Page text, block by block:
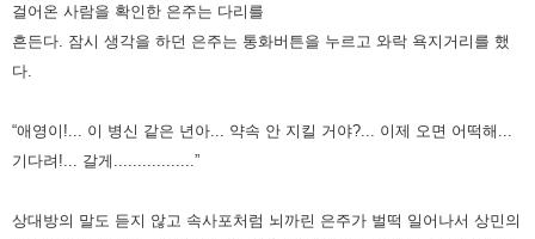
걸어온 사람을 확인한 은주는 다리를
흔든다. 잠시 생각을 하던 은주는 통화버튼을 누르고 와락 욕지거리를 했
다.
“애영이!... 이 병신 같은 년아... 약속 안 지킬 거야?... 이제 오면 어떡해...
기다려!... 갈게.................”
상대방의 말도 듣지 않고 속사포처럼 뇌까린 은주가 벌떡 일어나서 상민의